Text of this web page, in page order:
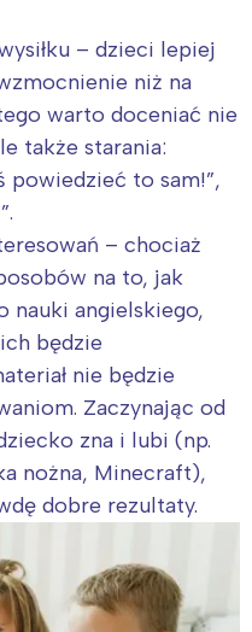
– dzieci lepiej
niż na
warto doceniać nie
także starania:
powiedzieć to sam!”,
– chociaż
na to, jak
nauki angielskiego,
będzie
nie będzie
Zaczynając od
zna i lubi (np.
nożna, Minecraft),
dobre rezultaty.